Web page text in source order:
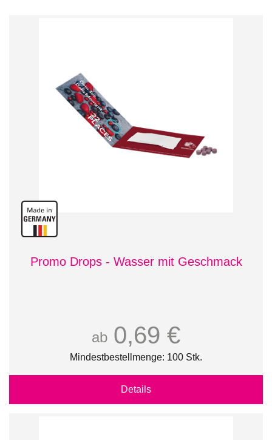
Promo Drops - Wasser mit Geschmack
ab 0,69 €
Mindestbestellmenge: 100 Stk.
Details